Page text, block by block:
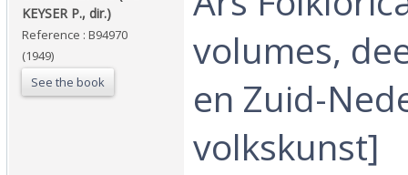
KEYSER P., dir.)‎
Reference : B94970
(1949)
See the book
volumes,
en Zuid-
volkskunst]‎